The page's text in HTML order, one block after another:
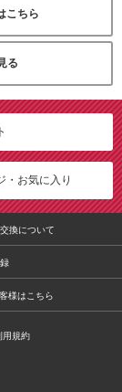
こちら
る
・お気に入り
換について
様はこちら
用規約